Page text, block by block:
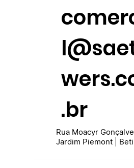
.br
Rua Moacyr
Jardim Piemont |